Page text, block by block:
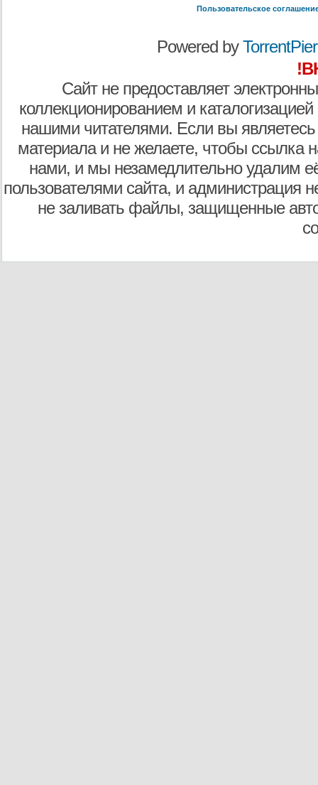
Пользовательское
Powered by
Сайт не предоставляет
коллекционированием и
нашими читателями. Если вы являетесь
материала и не желаете, чтобы ссылка
нами, и мы незамедлительно удалим
пользователями сайта, и администрация
не заливать файлы, защищенные